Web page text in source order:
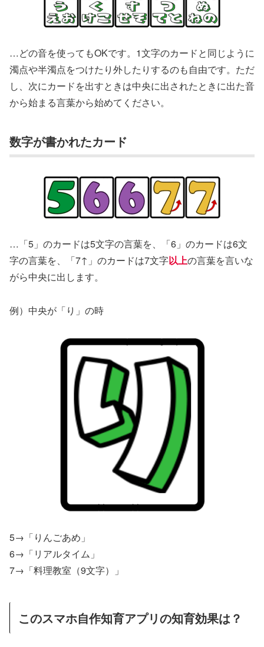
…どの音を使ってもOKです。1文字のカードと同じように
濁点や半濁点をつけたり外したりするのも自由です。ただ
し、次にカードを出すときは中央に出されたときに出た音
から始まる言葉から始めてください。
数字が書かれたカード
…「5」のカードは5文字の言葉を、「6」のカードは6文
字の言葉を、「7↑」のカードは7文字以上の言葉を言いな
がら中央に出します。
例）中央が「り」の時
5→「りんごあめ」
6→「リアルタイム」
7→「料理教室（9文字）」
このスマホ自作知育アプリの知育効果は？